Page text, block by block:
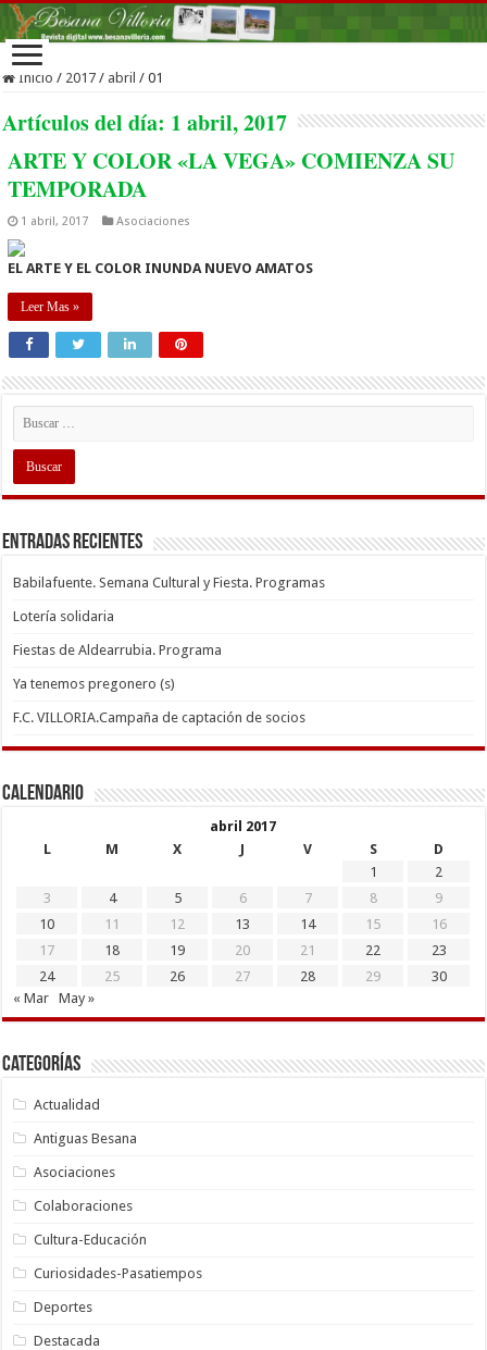
Inicio / 2017 / abril / 01
Artículos del día: 1 abril, 2017
ARTE Y COLOR «LA VEGA» COMIENZA SU
TEMPORADA
1 abril, 2017 Asociaciones
EL ARTE Y EL COLOR INUNDA NUEVO AMATOS
Leer Mas »
Entradas recientes
Babilafuente. Semana Cultural y Fiesta. Programas
Lotería solidaria
Fiestas de Aldearrubia. Programa
Ya tenemos pregonero (s)
F.C. VILLORIA.Campaña de captación de socios
Calendario
abril 2017
L
M X J V S
D
1
2
3
4 5 6 7 8
9
10
11 12 13 14 15
16
17
18 19 20 21 22
23
24
25 26 27 28 29
30
« Mar
May »
Categorías
Actualidad
Antiguas Besana
Asociaciones
Colaboraciones
Cultura-Educación
Curiosidades-Pasatiempos
Deportes
Destacada